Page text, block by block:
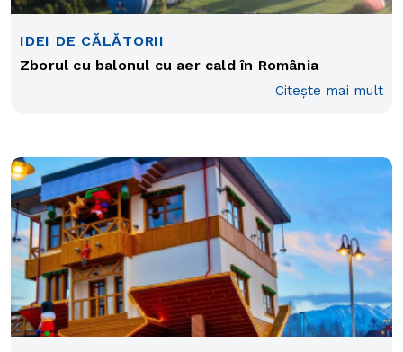
IDEI DE CĂLĂTORII
Zborul cu balonul cu aer cald în România
Citește mai mult